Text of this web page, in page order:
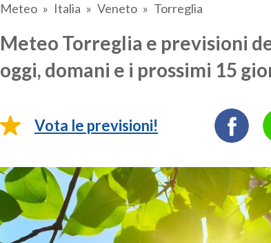
Meteo Italia Veneto Torreglia
Meteo Torreglia e previsioni
oggi, domani e i prossimi 15
Vota le previsioni!